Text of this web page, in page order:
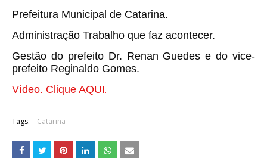
Prefeitura Municipal de Catarina.
Administração Trabalho que faz acontecer.
Gestão do prefeito Dr. Renan Guedes e do vice-
prefeito Reginaldo Gomes.
Vídeo. Clique AQUI.
Tags: Catarina